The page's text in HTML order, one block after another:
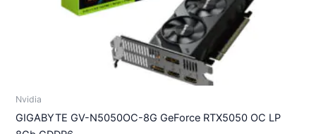
Nvidia
GIGABYTE GV-N5050OC-8G GeForce RTX5050 OC LP